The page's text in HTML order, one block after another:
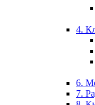
4.
6.
7.